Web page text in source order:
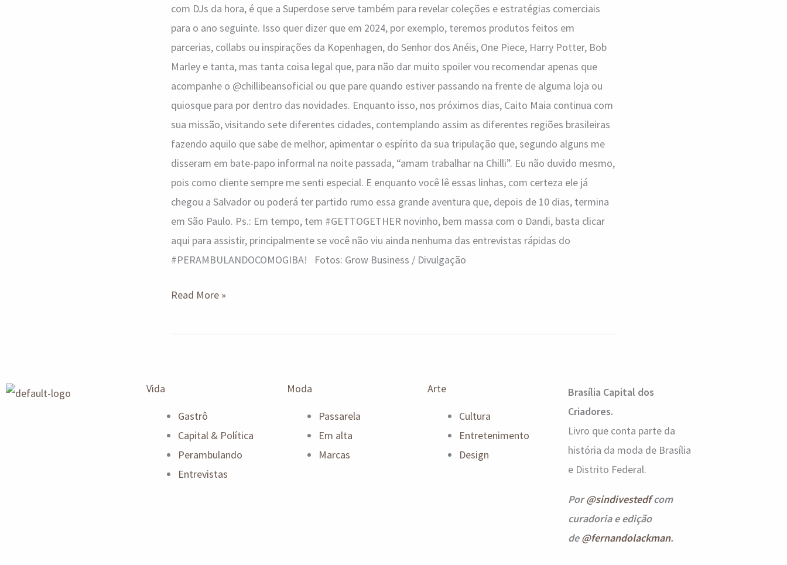
com DJs da hora, é que a Superdose serve também para revelar coleções e estratégias comerciais
para o ano seguinte. Isso quer dizer que em 2024, por exemplo, teremos produtos feitos em
parcerias, collabs ou inspirações da Kopenhagen, do Senhor dos Anéis, One Piece, Harry Potter, Bob
Marley e tanta, mas tanta coisa legal que, para não dar muito spoiler vou recomendar apenas que
acompanhe o @chillibeansoficial ou que pare quando estiver passando na frente de alguma loja ou
quiosque para por dentro das novidades. Enquanto isso, nos próximos dias, Caito Maia continua com
sua missão, visitando sete diferentes cidades, contemplando assim as diferentes regiões brasileiras
fazendo aquilo que sabe de melhor, apimentar o espírito da sua tripulação que, segundo alguns me
disseram em bate-papo informal na noite passada, “amam trabalhar na Chilli”. Eu não duvido mesmo,
pois como cliente sempre me senti especial. E enquanto você lê essas linhas, com certeza ele já
chegou a Salvador ou poderá ter partido rumo essa grande aventura que, depois de 10 dias, termina
em São Paulo. Ps.: Em tempo, tem #GETTOGETHER novinho, bem massa com o Dandi, basta clicar
aqui para assistir, principalmente se você não viu ainda nenhuma das entrevistas rápidas do
#PERAMBULANDOCOMOGIBA! Fotos: Grow Business / Divulgação
Read More »
Vida
Gastrô
Capital & Política
Perambulando
Entrevistas
Moda
Passarela
Em alta
Marcas
Arte
Cultura
Entretenimento
Design
Brasília Capital dos
Criadores.
Livro que conta parte da
história da moda de Brasília
e Distrito Federal.
Por@sindivestedfcom
curadoria e edição
de@fernandolackman.